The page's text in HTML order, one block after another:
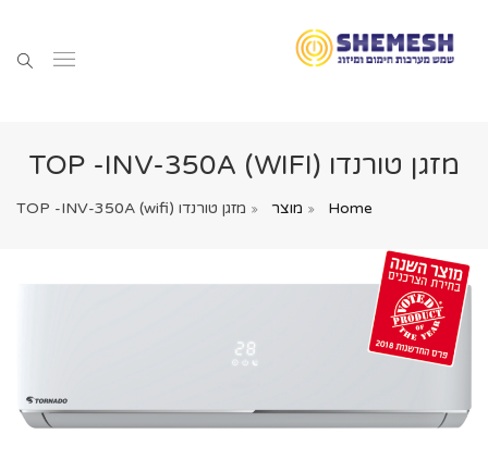
מזגן טורנדו (TOP -INV-350A (WIFI
Home מוצר מזגן טורנדו (TOP -INV-350A (wifi